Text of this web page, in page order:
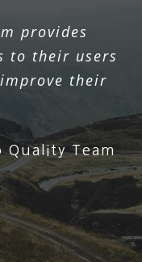
provides
to their users
their
Quality Team